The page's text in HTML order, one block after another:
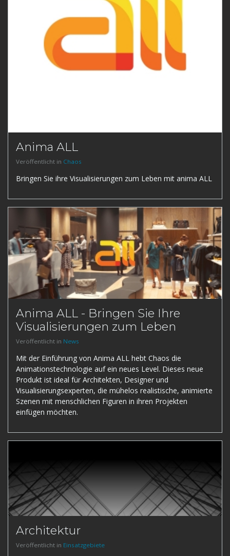
Anima ALL
Veröffentlicht in Chaos
Bringen Sie ihre Visualisierungen zum Leben mit anima ALL
Anima ALL - Bringen Sie Ihre
Visualisierungen zum Leben
Veröffentlicht in News
Mit der Einführung von Anima ALL hebt Chaos die
Animationstechnologie auf ein neues Level. Dieses neue
Produkt ist ideal für Architekten, Designer und
Visualisierungsexperten, die mühelos realistische, animierte
Szenen mit menschlichen Figuren in ihren Projekten
einfügen möchten.
Architektur
Veröffentlicht in Einsatzgebiete